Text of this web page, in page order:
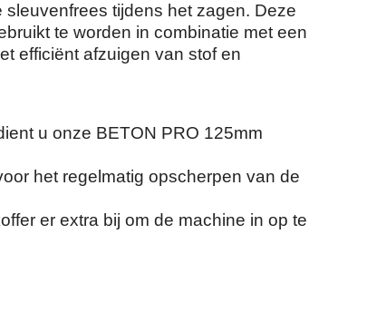
tijdens het zagen. Deze
te worden in combinatie met een
efficiënt afzuigen van stof en
u onze BETON PRO 125mm
het regelmatig opscherpen van de
er extra bij om de machine in op te